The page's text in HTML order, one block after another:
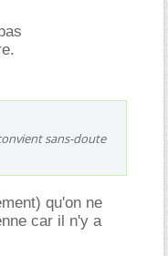
sans-doute
qu'on ne
car il n'y a